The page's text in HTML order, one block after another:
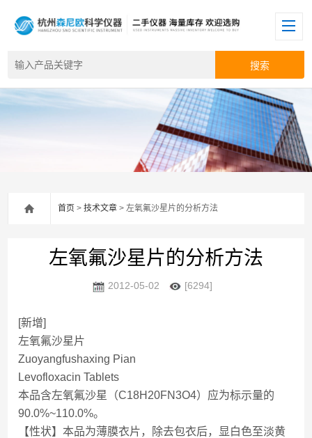
首页 >技术文章 > 左氧氟沙星片的分析方法
左氧氟沙星片的分析方法
2012-05-02 [6294]
[新增]
左氧氟沙星片
Zuoyangfushaxing Pian
Levofloxacin Tablets
本品含左氧氟沙星（C18H20FN3O4）应为标示量的
90.0%~110.0%。
【性状】本品为薄膜衣片，除去包衣后，显白色至淡黄